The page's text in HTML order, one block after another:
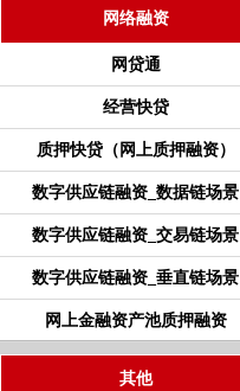
网络融资
网贷通
经营快贷
质押快贷（网上质押融资）
数字供应链融资_数据链场景
数字供应链融资_交易链场景
数字供应链融资_垂直链场景
网上金融资产池质押融资
其他